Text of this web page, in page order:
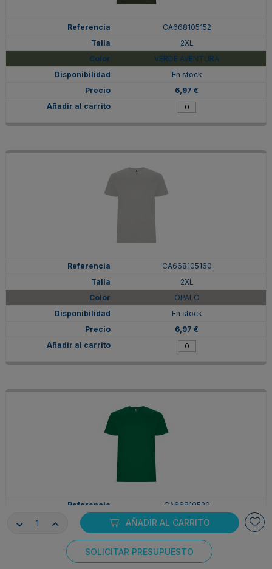
AÑADIR AL CARRITO
SOLICITAR PRESUPUESTO
CA668105152
2XL
VERDE AVENTURA
En stock
6,97 €
CA668105160
2XL
OPALO
En stock
6,97 €
CA66810520
2XL
En stock
Consentimiento de cookies